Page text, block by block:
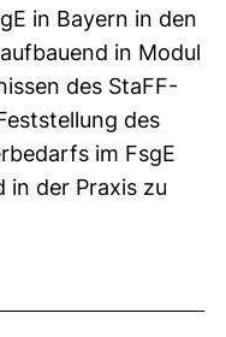
in Bayern in den
in Modul
des StaFF-
des
im FsgE
in der Praxis zu